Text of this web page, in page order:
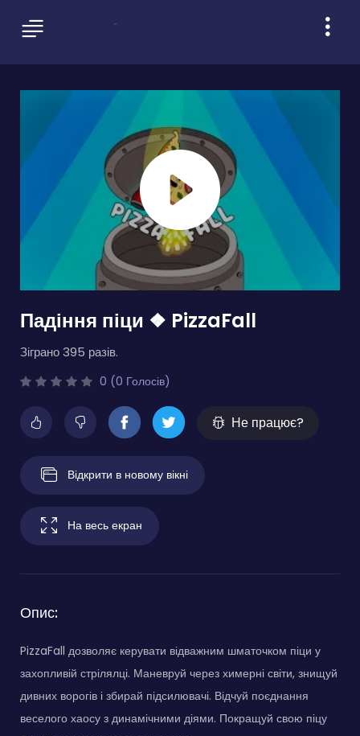
Падіння піци ❖ PizzaFall
Зіграно 395 разів.
0 (0 Голосів)
Не працює?
Відкрити в новому вікні
На весь екран
Опис:
PizzaFall дозволяє керувати відважним шматочком піци у
захопливій стрілялці. Маневруй через химерні світи, знищуй
дивних ворогів і збирай підсилювачі. Відчуй поєднання
веселого хаосу з динамічними діями. Покращуй свою піцу